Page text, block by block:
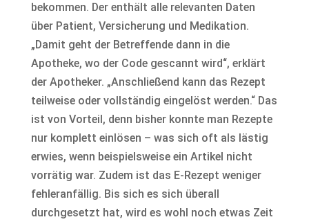
bekommen. Der enthält alle relevanten Daten
über Patient, Versicherung und Medikation.
„Damit geht der Betreffende dann in die
Apotheke, wo der Code gescannt wird“, erklärt
der Apotheker. „Anschließend kann das Rezept
teilweise oder vollständig eingelöst werden.“ Das
ist von Vorteil, denn bisher konnte man Rezepte
nur komplett einlösen – was sich oft als lästig
erwies, wenn beispielsweise ein Artikel nicht
vorrätig war. Zudem ist das E-Rezept weniger
fehleranfällig. Bis sich es sich überall
durchgesetzt hat, wird es wohl noch etwas Zeit